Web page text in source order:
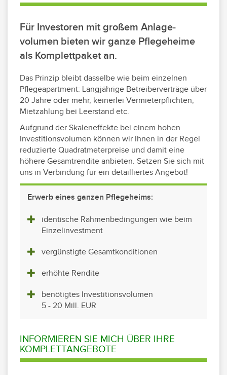
Für Investoren mit großem Anlage­
volumen bieten wir ganze Pflegeheime
als Komplett­paket an.
Das Prinzip bleibt dasselbe wie beim einzelnen
Pflege­apartment: Langjährige Betreiber­verträge über
20 Jahre oder mehr, keinerlei Vermieter­pflichten,
Mietzahlung bei Leerstand etc.
Aufgrund der Skaleneffekte bei einem hohen
Investitions­volumen können wir Ihnen in der Regel
reduzierte Quadrat­meter­preise und damit eine
höhere Gesamt­rendite anbieten. Setzen Sie sich mit
uns in Verbindung für ein detailliertes Angebot!
Erwerb eines ganzen Pflegeheims:
identische Rahmenbedingungen wie beim
Einzelinvestment
vergünstigte Gesamtkonditionen
erhöhte Rendite
benötigtes Investitionsvolumen
5 - 20 Mill. EUR
INFORMIEREN SIE MICH ÜBER IHRE
KOMPLETTANGEBOTE